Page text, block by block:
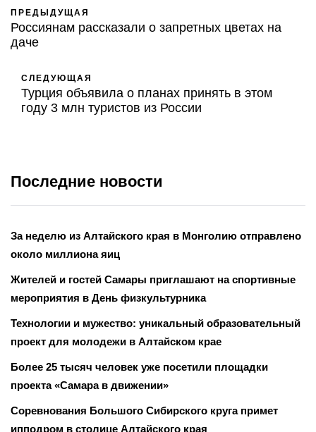
ПРЕДЫДУЩАЯ
Россиянам рассказали о запретных цветах на
даче
СЛЕДУЮЩАЯ
Турция объявила о планах принять в этом
году 3 млн туристов из России
Последние новости
За неделю из Алтайского края в Монголию отправлено
около миллиона яиц
Жителей и гостей Самары приглашают на спортивные
мероприятия в День физкультурника
Технологии и мужество: уникальный образовательный
проект для молодежи в Алтайском крае
Более 25 тысяч человек уже посетили площадки
проекта «Самара в движении»
Соревнования Большого Сибирского круга примет
ипподром в столице Алтайского края